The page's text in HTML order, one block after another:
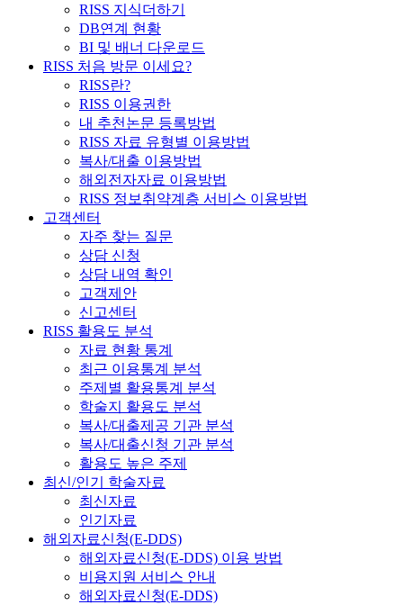
RISS 지식더하기
DB연계 현황
BI 및 배너 다운로드
RISS 처음 방문 이세요?
RISS란?
RISS 이용권한
내 추천논문 등록방법
RISS 자료 유형별 이용방법
복사/대출 이용방법
해외전자자료 이용방법
RISS 정보취약계층 서비스 이용방법
고객센터
자주 찾는 질문
상담 신청
상담 내역 확인
고객제안
신고센터
RISS 활용도 분석
자료 현황 통계
최근 이용통계 분석
주제별 활용통계 분석
학술지 활용도 분석
복사/대출제공 기관 분석
복사/대출신청 기관 분석
활용도 높은 주제
최신/인기 학술자료
최신자료
인기자료
해외자료신청(E-DDS)
해외자료신청(E-DDS) 이용 방법
비용지원 서비스 안내
해외자료신청(E-DDS)